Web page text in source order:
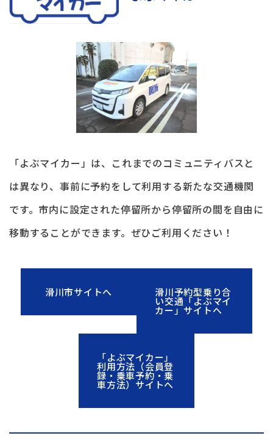
「よぶマイカー」は、これまでのコミュニティバスと
は異なり、事前に予約をして利用する新たな交通機関
です。市内に設定された停留所から停留所の間を自由に
移動することができます。ぜひご利用ください！
滑川市サイトへ 滑川予約型乗り合
い交通「よぶマイ
カー」サイトへ
「よぶマイカー」
利用方法（会員登
録・乗車予約・乗
車方法）サイトへ